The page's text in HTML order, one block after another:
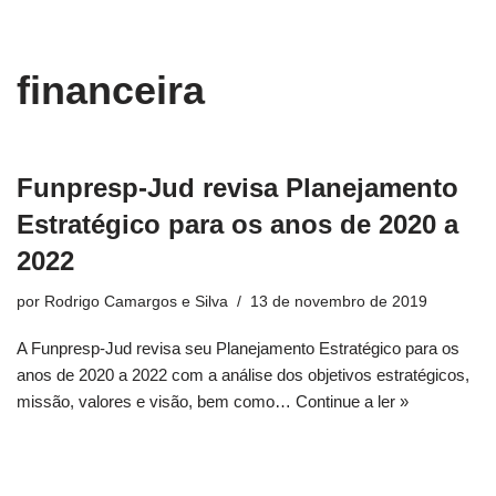
para
financeira
Funpresp-Jud revisa Planejamento
Estratégico para os anos de 2020 a
2022
por Rodrigo Camargos e Silva 13 de novembro de 2019
A Funpresp-Jud revisa seu Planejamento Estratégico para os
anos de 2020 a 2022 com a análise dos objetivos estratégicos,
missão, valores e visão, bem como… Continue a ler »